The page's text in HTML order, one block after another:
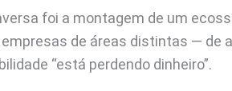
foi a montagem de um
de áreas distintas — de
“está perdendo dinheiro”.